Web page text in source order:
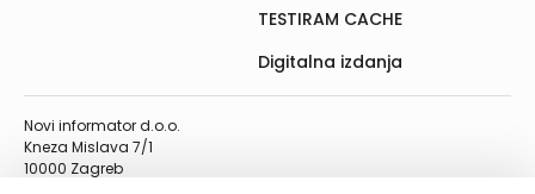
Novi informator d.o.o.
Kneza Mislava 7/1
10000 Zagreb
TESTIRAM CACHE
Digitalna izdanja